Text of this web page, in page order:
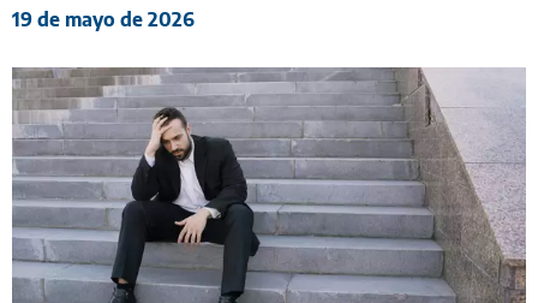
19 de mayo de 2026